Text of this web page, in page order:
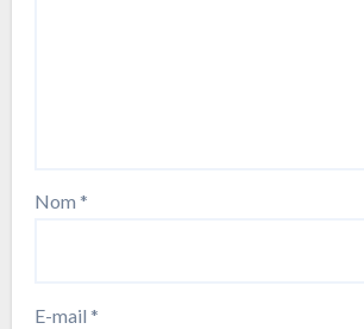
Nom *
E-mail *